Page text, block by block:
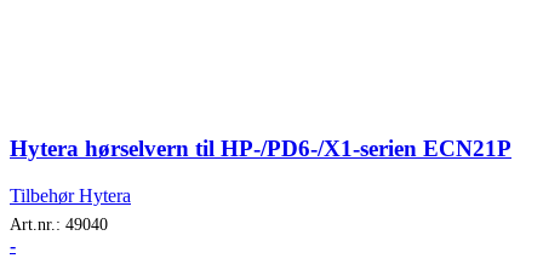
Hytera hørselvern til HP-/PD6-/X1-serien ECN21P
Tilbehør Hytera
Art.nr.: 49040
-